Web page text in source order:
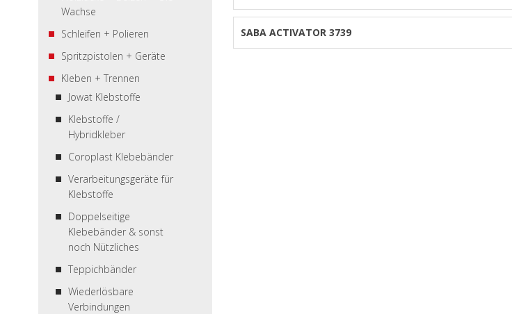
SABA ACTIVATOR 3739
Wachse
Schleifen + Polieren
Spritzpistolen + Geräte
Kleben + Trennen
Jowat Klebstoffe
Klebstoffe /
Hybridkleber
Coroplast Klebebänder
Verarbeitungsgeräte für
Klebstoffe
Doppelseitige
Klebebänder & sonst
noch Nützliches
Teppichbänder
Wiederlösbare
Verbindungen